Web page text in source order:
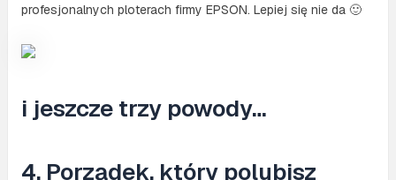
profesjonalnych ploterach firmy EPSON. Lepiej się nie da 🙂
i jeszcze trzy powody…
4. Porządek, który polubisz